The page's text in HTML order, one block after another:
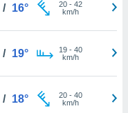
/ 16° 20- 42
km/h
/ 19° 19- 40
km/h
/ 18° 20- 40
km/h